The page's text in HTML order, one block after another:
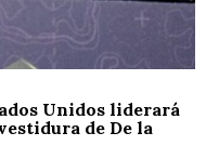
Unidos liderará
de De la